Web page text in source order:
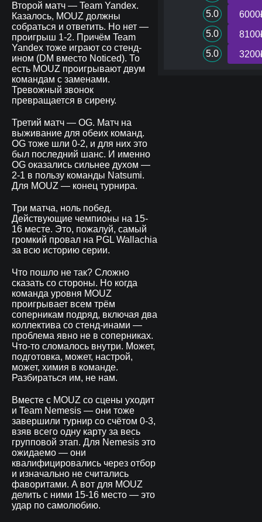
Второй матч — Team Yandex.
Казалось, MOUZ должны
собраться и ответить. Но нет —
проигрыш 1-2. Причём Team
Yandex тоже играют со стенд-
ином (DM вместо Noticed). То
есть MOUZ проигрывают двум
командам с заменами.
Тревожный звонок
превращается в сирену.
Третий матч — OG. Матч на
выживание для обеих команд.
OG тоже шли 0-2, и для них это
был последний шанс. И именно
OG оказались сильнее духом —
2-1 в пользу команды Natsumi.
Для MOUZ — конец турнира.
Три матча, ноль побед.
Действующие чемпионы на 15-
16 месте. Это, пожалуй, самый
громкий провал на PGL Wallachia
за всю историю серии.
Что пошло не так? Сложно
сказать со стороны. Но когда
команда уровня MOUZ
проигрывает всем трём
соперникам подряд, включая два
коллектива со стенд-инами —
проблема явно не в соперниках.
Что-то сломалось внутри. Может,
подготовка, может, настрой,
может, химия в команде.
Разбираться им, не нам.
Вместе с MOUZ со сцены уходит
и Team Nemesis — они тоже
завершили турнир со счётом 0-3,
взяв всего одну карту за весь
групповой этап. Для Nemesis это
ожидаемо — они
квалифицировались через отбор
и изначально не считались
фаворитами. А вот для MOUZ
делить с ними 15-16 место — это
удар по самолюбию.
5.0
5.0
5.0